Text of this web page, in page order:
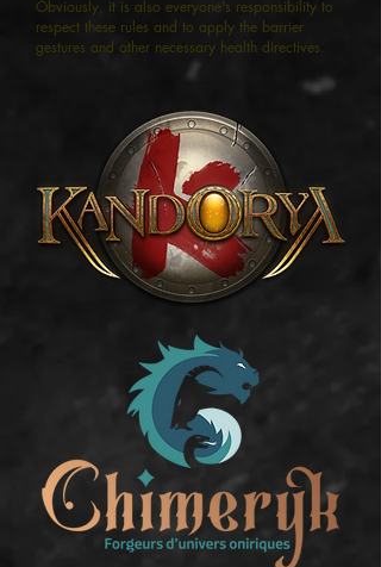
Obviously, it is also everyone's responsibility to
respect these rules and to apply the barrier
gestures and other necessary health directives.